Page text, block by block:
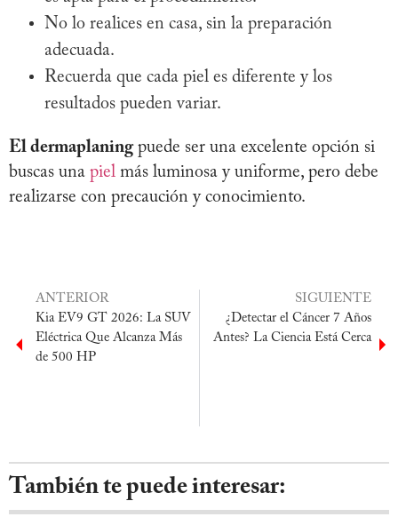
No lo realices en casa, sin la preparación
adecuada.
Recuerda que cada piel es diferente y los
resultados pueden variar.
El dermaplaningpuede ser una excelente opción si
buscas una piel más luminosa y uniforme, pero debe
realizarse con precaución y conocimiento.
ANTERIOR
Kia EV9 GT 2026: La SUV
Eléctrica Que Alcanza Más
de 500 HP
SIGUIENTE
¿Detectar el Cáncer 7 Años
Antes? La Ciencia Está Cerca
También te puede interesar: